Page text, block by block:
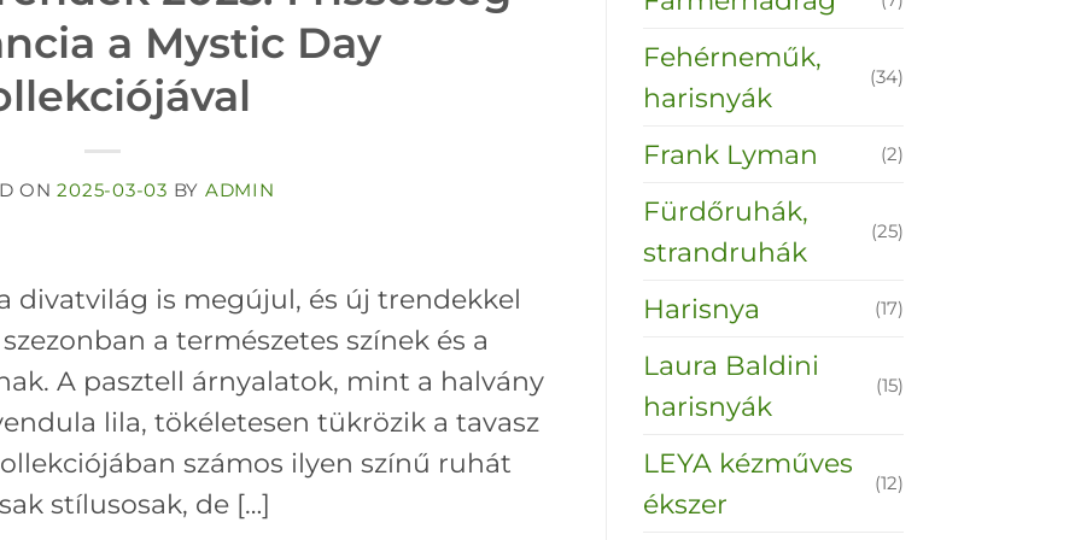
a Mystic Day
ON2025-03-03 BY ADMIN
divatvilág is megújul, és új trendekkel
a természetes színek és a
A pasztell árnyalatok, mint a halvány
lila, tökéletesen tükrözik a tavasz
számos ilyen színű ruhát
stílusosak, de […]
Fehérneműk,
harisnyák
(34)
Frank Lyman (2)
Fürdőruhák,
strandruhák
(25)
Harisnya (17)
Laura Baldini
harisnyák
(15)
LEYA kézműves
ékszer
(12)